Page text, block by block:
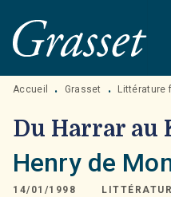
MENU RECHERCHE
PIED DE PAGE
Accueil • Grasset • Littérature
Du Harrar au
Henry de
14/01/1998